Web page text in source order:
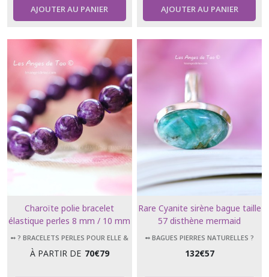
AJOUTER AU PANIER AJOUTER AU PANIER
Charoïte polie bracelet
élastique perles 8 mm / 10 mm
/14 mm
➻ ? BRACELETS PERLES POUR ELLE &
À PARTIR DE 70€79
Rare Cyanite sirène bague taille
57 disthène mermaid
➻ BAGUES PIERRES NATURELLES ?
132€57